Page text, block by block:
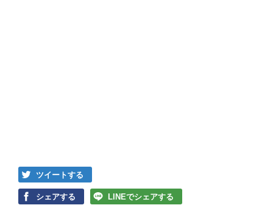
ツイートする
シェアする LINEでシェアする